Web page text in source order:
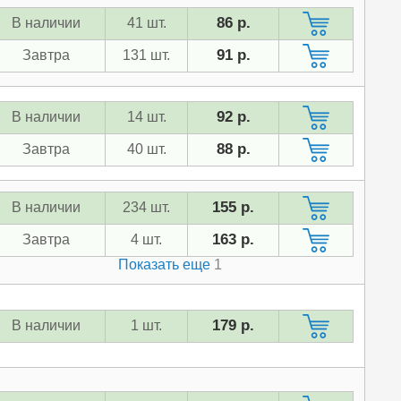
В наличии 41 шт. 86 р.
Завтра 131 шт. 91 р.
В наличии 14 шт. 92 р.
Завтра 40 шт. 88 р.
В наличии 234 шт. 155 р.
Завтра 4 шт. 163 р.
Показать еще 1
В наличии 1 шт. 179 р.